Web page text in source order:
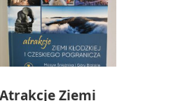
Atrakcje Ziemi